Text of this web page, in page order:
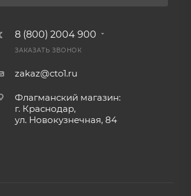
8 (800) 2004 900
ЗАКАЗАТЬ ЗВОНОК
zakaz@cto1.ru
Флагманский магазин:
г. Краснодар,
ул. Новокузнечная, 84